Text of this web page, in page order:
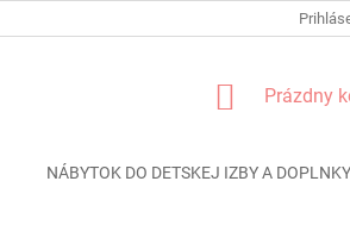
PODMIENKY
NÁKUPNÝ
Prázdny
NÁBYTOK DO DETSKEJ IZBY A DOPLNKY